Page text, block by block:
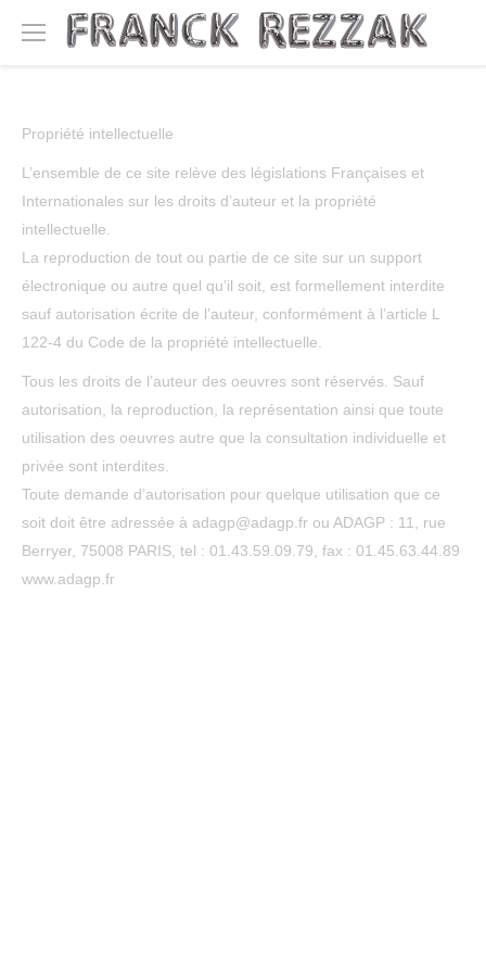
Propriété intellectuelle
L’ensemble de ce site relève des législations Françaises et
Internationales sur les droits d’auteur et la propriété
intellectuelle.
La reproduction de tout ou partie de ce site sur un support
électronique ou autre quel qu’il soit, est formellement interdite
sauf autorisation écrite de l’auteur, conformément à l’article L
122-4 du Code de la propriété intellectuelle.
Tous les droits de l’auteur des oeuvres sont réservés. Sauf
autorisation, la reproduction, la représentation ainsi que toute
utilisation des oeuvres autre que la consultation individuelle et
privée sont interdites.
Toute demande d’autorisation pour quelque utilisation que ce
soit doit être adressée à adagp@adagp.fr ou ADAGP : 11, rue
Berryer, 75008 PARIS, tel : 01.43.59.09.79, fax : 01.45.63.44.89
www.adagp.fr